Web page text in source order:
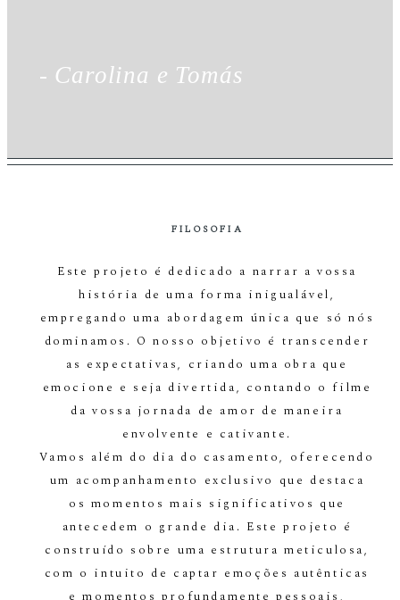
- Carolina e Tomás
FILOSOFIA
Este projeto é dedicado a narrar a vossa
história de uma forma inigualável,
empregando uma abordagem única que só nós
dominamos. O nosso objetivo é transcender
as expectativas, criando uma obra que
emocione e seja divertida, contando o filme
da vossa jornada de amor de maneira
envolvente e cativante.
Vamos além do dia do casamento, oferecendo
um acompanhamento exclusivo que destaca
os momentos mais significativos que
antecedem o grande dia. Este projeto é
construído sobre uma estrutura meticulosa,
com o intuito de captar emoções autênticas